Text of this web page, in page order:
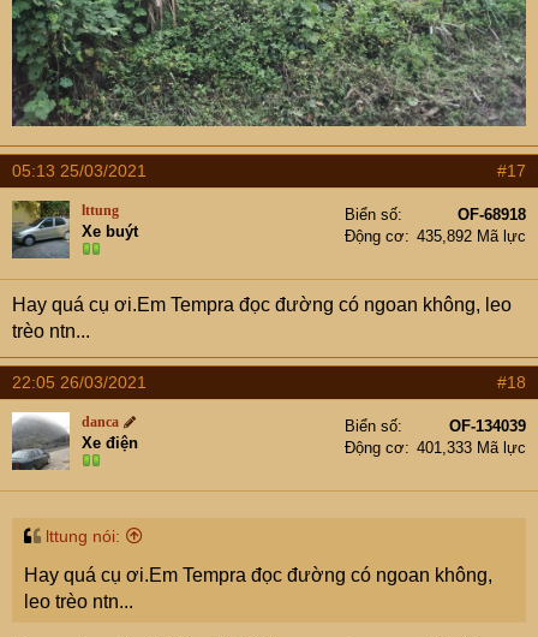
05:13 25/03/2021 #17
lttung
Xe buýt
Biển số
OF-68918
Động cơ
435,892 Mã lực
Hay quá cụ ơi.Em Tempra đọc đường có ngoan không, leo
trèo ntn...
22:05 26/03/2021 #18
danca
Xe điện
Biển số
OF-134039
Động cơ
401,333 Mã lực
lttung nói:
Hay quá cụ ơi.Em Tempra đọc đường có ngoan không,
leo trèo ntn...